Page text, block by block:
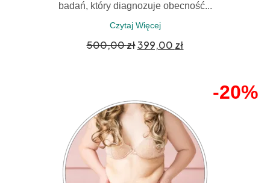
badań, który diagnozuje obecność...
Czytaj Więcej
500,00zł399,00 zł
-20%